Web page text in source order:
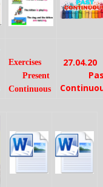
Exercises
Present
Continuous